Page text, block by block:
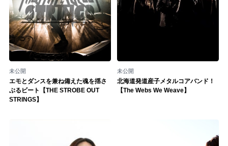
未公開
エモとダンスを兼ね備えた魂を揺さ
ぶるビート【THE STROBE OUT
STRINGS】
未公開
北海道発道産子メタルコアバンド！
【The Webs We Weave】